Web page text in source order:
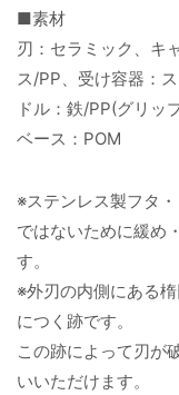
■素材
刃：セラミック、キ
ス/PP、受け容器：
ドル：鉄/PP(グリッ
ベース：POM
※ステンレス製フタ
ではないために緩め
す。
※外刃の内側にある
につく跡です。
この跡によって刃が
いいただけます。